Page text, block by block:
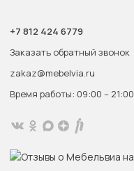
+7 812 424 6779
Заказать обратный звонок
zakaz@mebelvia.ru
Время работы: 09:00 – 21:00